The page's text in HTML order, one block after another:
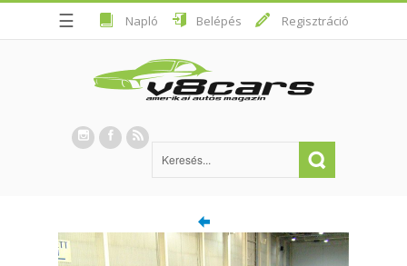
☰ Napló Belépés Regisztráció